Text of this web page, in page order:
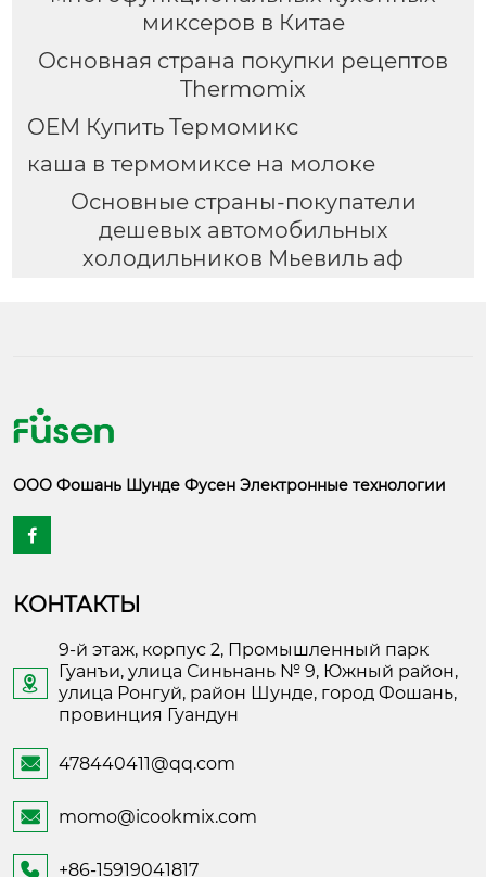
миксеров в Китае
Основная страна покупки рецептов
Thermomix
OEM Купить Термомикс
каша в термомиксе на молоке
Основные страны-покупатели
дешевых автомобильных
холодильников Мьевиль аф
ООО Фошань Шунде Фусен Электронные технологии

КОНТАКТЫ

9-й этаж, корпус 2, Промышленный парк
Гуанъи, улица Синьнань № 9, Южный район,
улица Ронгуй, район Шунде, город Фошань,
провинция Гуандун
 478440411@qq.com
 momo@icookmix.com
 +86-15919041817